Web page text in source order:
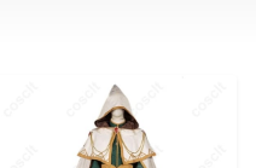
件を満たしていればクーポン
ます。返還後の有効期限は、
されます。